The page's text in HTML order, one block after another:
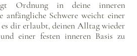
Ordnung in deine inneren
anfängliche Schwere weicht einer
dir erlaubt, deinen Alltag wieder
einer festen inneren Basis zu